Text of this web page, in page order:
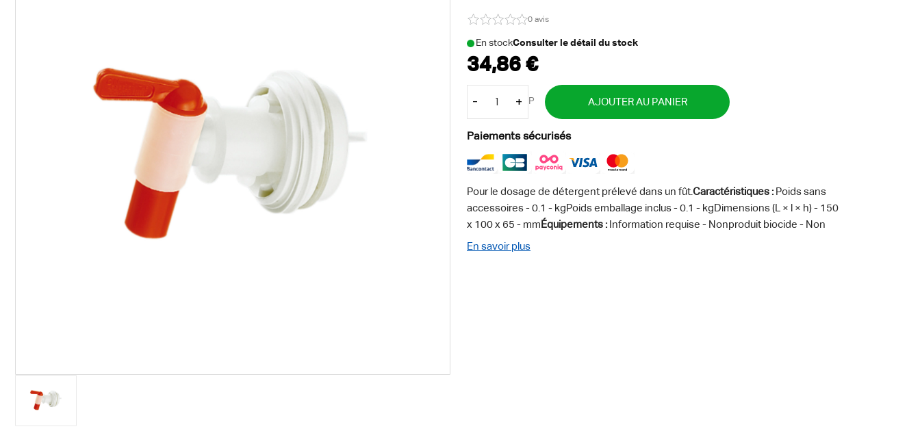
0 avis
En stockConsulter le détail du stock
- + P AJOUTER AU PANIER
Paiements sécurisés
Pour le dosage de détergent prélevé dans un fût.Caractéristiques : Poids sans
accessoires - 0.1 - kgPoids emballage inclus - 0.1 - kgDimensions (L × l × h) - 150
x 100 x 65 - mm Équipements : Information requise - Nonproduit biocide - Non
En savoir plus